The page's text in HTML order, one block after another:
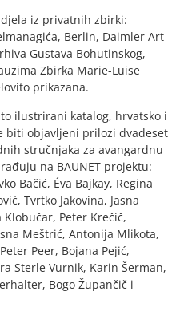
iz privatnih zbirki:
Berlin, Daimler Art
Gustava Bohutinskog,
Zbirka Marie-Luise
prikazana.
ilustrirani katalog, hrvatsko i
biti objavljeni prilozi dvadeset
stručnjaka za avangardnu
na BAUNET projektu:
Bačić, Éva Bajkay, Regina
Tvrtko Jakovina, Jasna
Klobučar, Peter Krečič,
Meštrić, Antonija Mlikota,
Peer, Bojana Pejić,
Sterle Vurnik, Karin Šerman,
Bogo Župančič i